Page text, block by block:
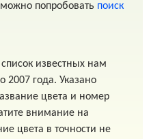
попробовать поиск
известных нам
2007 года. Указано
цвета и номер
внимание на
цвета в точности не